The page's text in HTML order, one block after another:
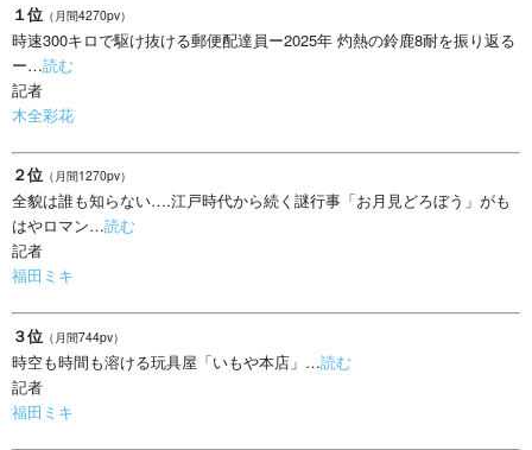
１位 （月間4270pv）
時速300キロで駆け抜ける郵便配達員ー2025年 灼熱の鈴鹿8耐を振り返る
ー…読む
記者
木全彩花
２位 （月間1270pv）
全貌は誰も知らない….江戸時代から続く謎行事「お月見どろぼう」がも
はやロマン…読む
記者
福田ミキ
３位 （月間744pv）
時空も時間も溶ける玩具屋「いもや本店」…読む
記者
福田ミキ